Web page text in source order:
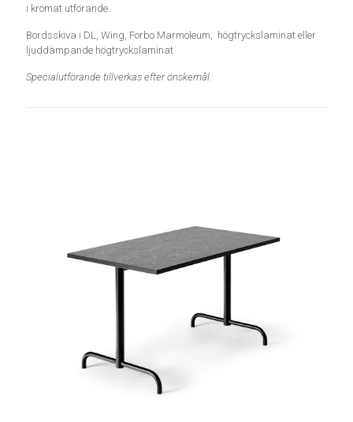
i kromat utförande.
Bordsskiva i DL, Wing, Forbo Marmoleum, högtryckslaminat eller
ljuddämpande högtryckslaminat
Specialutförande tillverkas efter önskemål.